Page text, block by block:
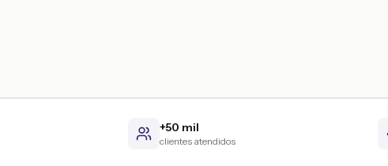
+50 mil
clientes atendidos